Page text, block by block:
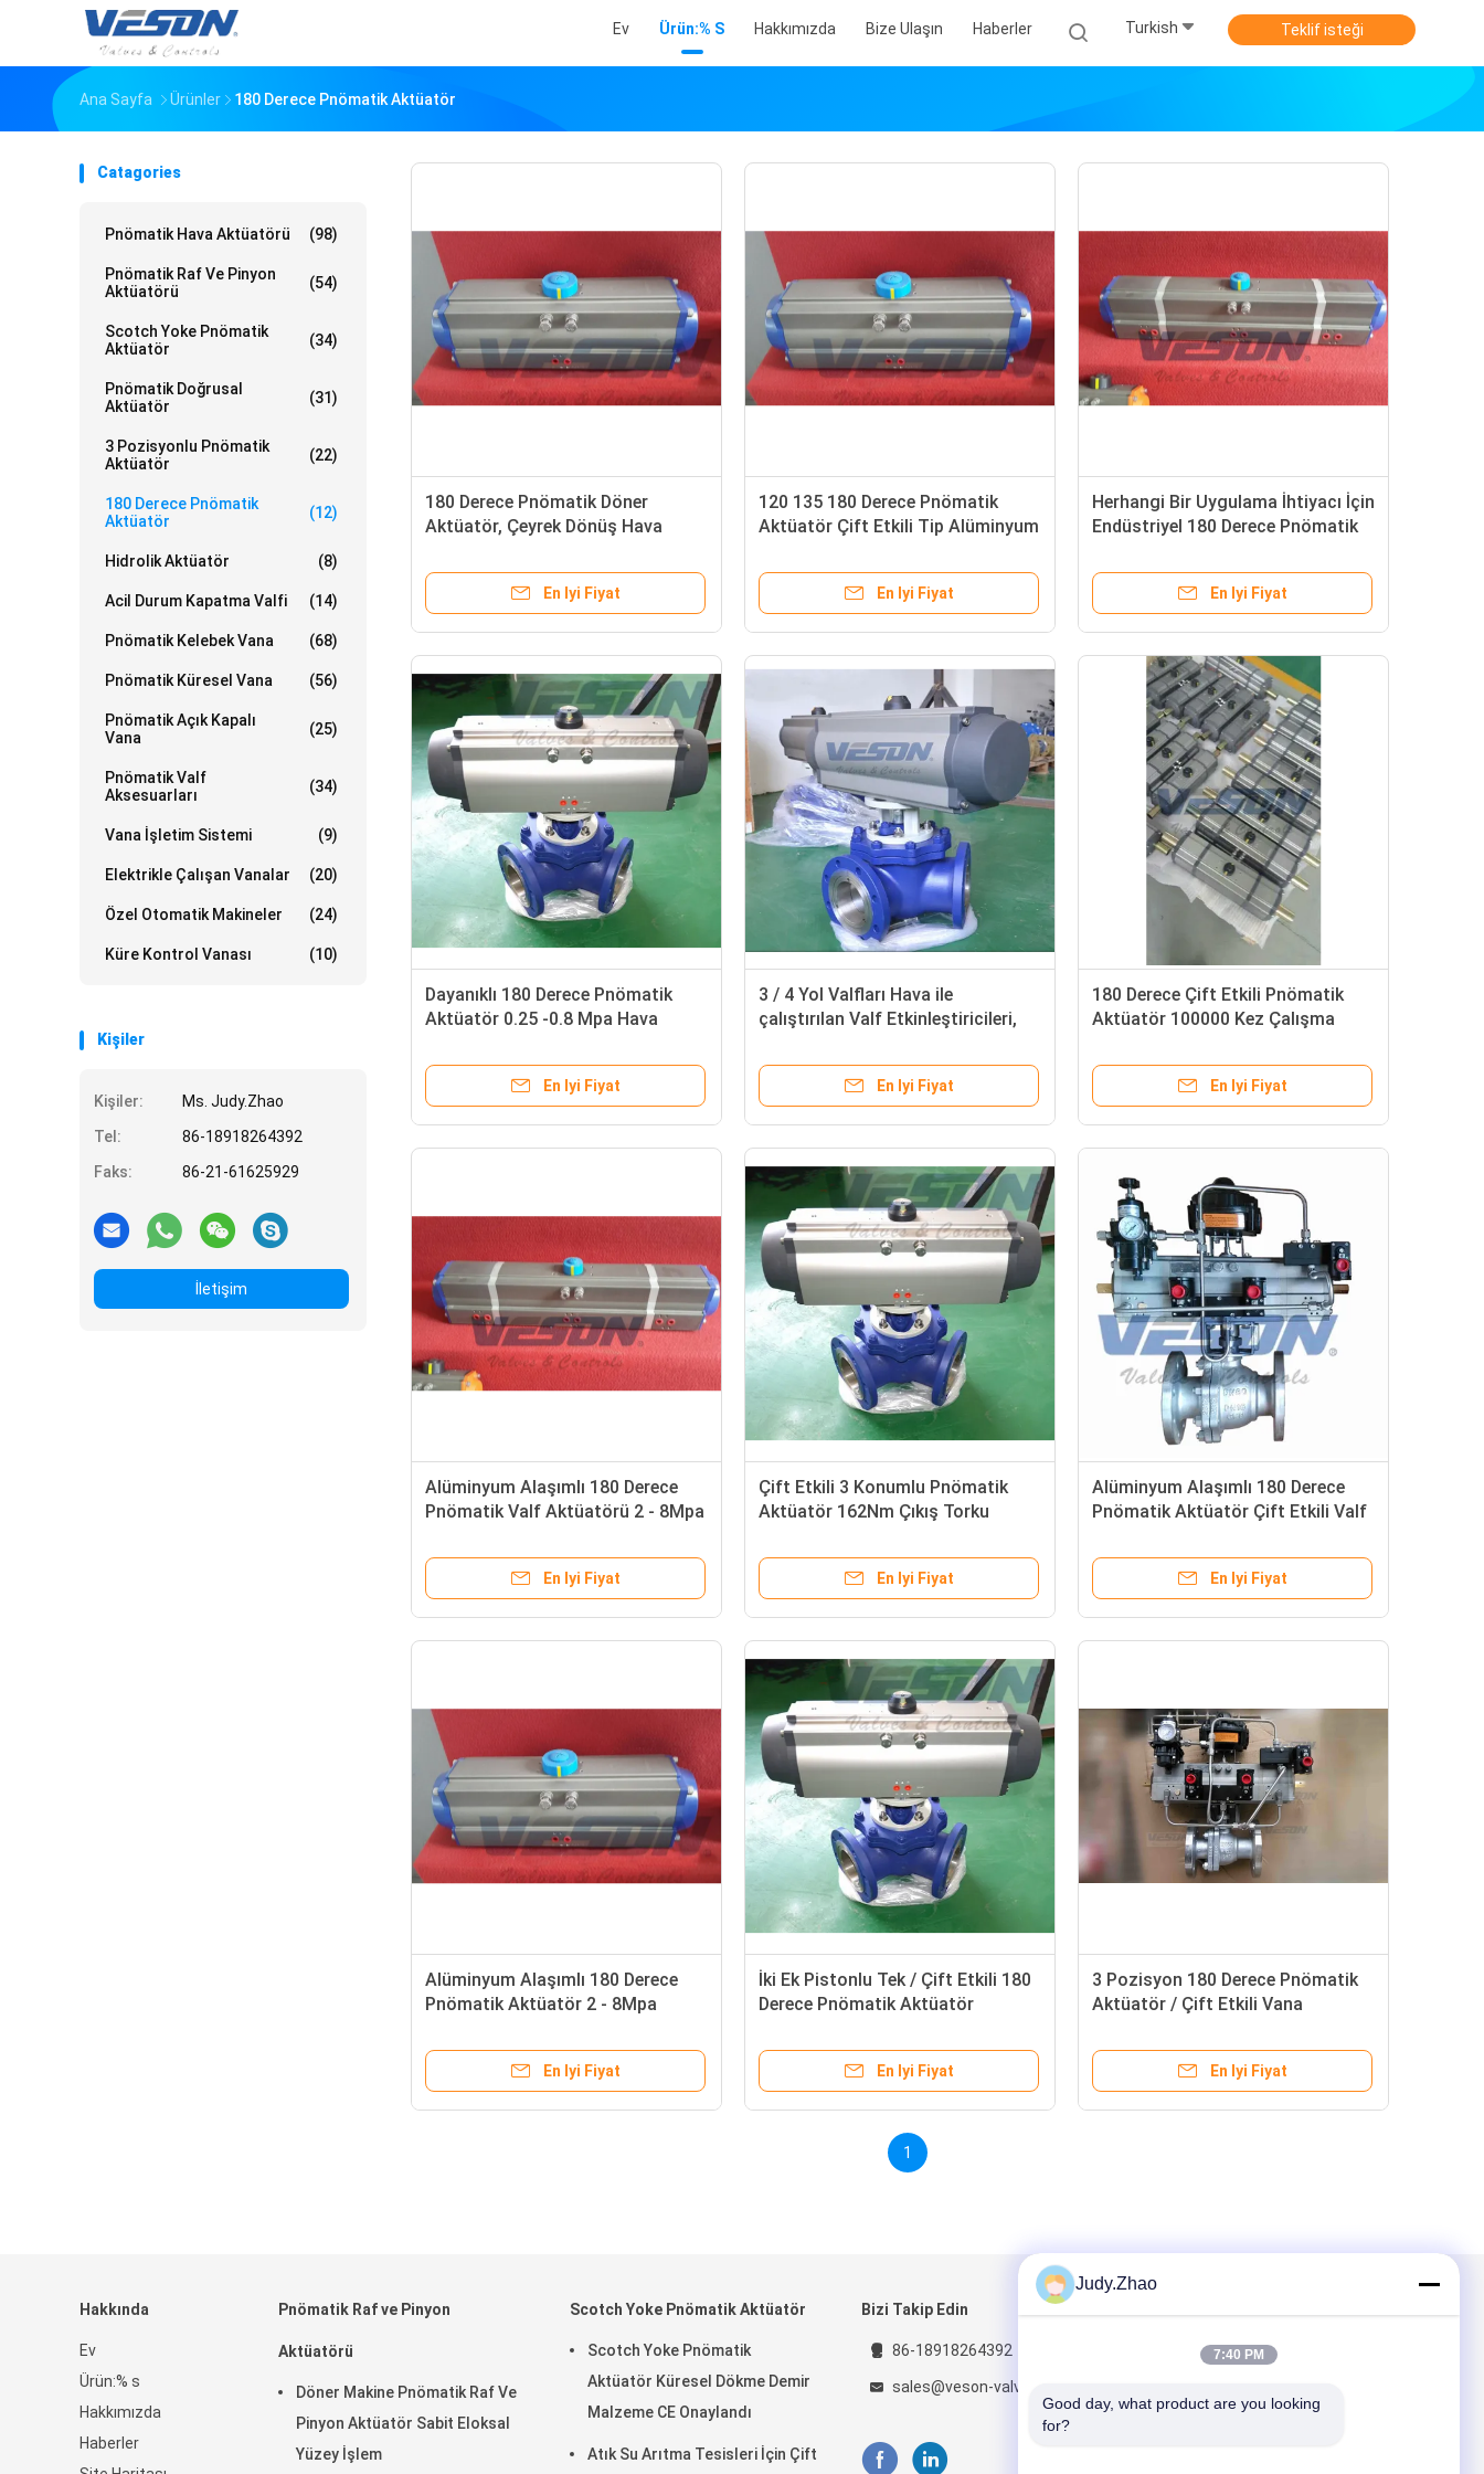
Ev Ürün:% S Hakkımızda Bize Ulaşın Haberler Turkish Teklif isteği
Ana Sayfa Ürünler 180 Derece Pnömatik Aktüatör
Catagories
Pnömatik Hava Aktüatörü (98)
Pnömatik Raf Ve Pinyon
Aktüatörü
(54)
Scotch Yoke Pnömatik
Aktüatör
(34)
Pnömatik Doğrusal
Aktüatör
(31)
3 Pozisyonlu Pnömatik
Aktüatör
(22)
180 Derece Pnömatik
Aktüatör
(12)
Hidrolik Aktüatör (8)
Acil Durum Kapatma Valfi (14)
Pnömatik Kelebek Vana (68)
Pnömatik Küresel Vana (56)
Pnömatik Açık Kapalı
Vana
(25)
Pnömatik Valf
Aksesuarları
(34)
Vana İşletim Sistemi (9)
Elektrikle Çalışan Vanalar (20)
Özel Otomatik Makineler (24)
Küre Kontrol Vanası (10)
Kişiler
Kişiler:
Ms. Judy.Zhao
Tel:
86-18918264392
Faks:
86-21-61625929
İletişim
180 Derece Pnömatik Döner
Aktüatör, Çeyrek Dönüş Hava
En Iyi Fiyat
120 135 180 Derece Pnömatik
Aktüatör Çift Etkili Tip Alüminyum
En Iyi Fiyat
Herhangi Bir Uygulama İhtiyacı İçin
Endüstriyel 180 Derece Pnömatik
En Iyi Fiyat
Dayanıklı 180 Derece Pnömatik
Aktüatör 0.25 -0.8 Mpa Hava
En Iyi Fiyat
3 / 4 Yol Valfları Hava ile
çalıştırılan Valf Etkinleştiricileri,
Etkinleştiricileri
En Iyi Fiyat
180 Derece Çift Etkili Pnömatik
Aktüatör 100000 Kez Çalışma
En Iyi Fiyat
Alüminyum Alaşımlı 180 Derece
Pnömatik Valf Aktüatörü 2 - 8Mpa
En Iyi Fiyat
Çift Etkili 3 Konumlu Pnömatik
Aktüatör 162Nm Çıkış Torku
En Iyi Fiyat
Alüminyum Alaşımlı 180 Derece
Pnömatik Aktüatör Çift Etkili Valf
En Iyi Fiyat
Alüminyum Alaşımlı 180 Derece
Pnömatik Aktüatör 2 - 8Mpa
En Iyi Fiyat
İki Ek Pistonlu Tek / Çift Etkili 180
Derece Pnömatik Aktüatör
En Iyi Fiyat
3 Pozisyon 180 Derece Pnömatik
Aktüatör / Çift Etkili Vana
En Iyi Fiyat
1
Hakkında
Ev
Ürün:% s
Hakkımızda
Haberler
Pnömatik Raf ve Pinyon
Aktüatörü
Döner Makine Pnömatik Raf Ve
Pinyon Aktüatör Sabit Eloksal
Yüzey İşlem
Scotch Yoke Pnömatik Aktüatör
Scotch Yoke Pnömatik
Aktüatör Küresel Dökme Demir
Malzeme CE Onaylandı
Atık Su Arıtma Tesisleri İçin Çift
Bizi Takip Edin
86-18918264392
sales@veson-valve.com
Judy.Zhao
7:40 PM
Good day, what product are you looking
for?